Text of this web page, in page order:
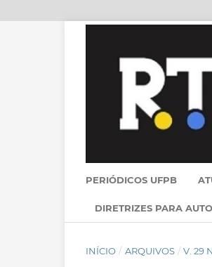
PERIÓDICOS UFPB
DIRETRIZES PARA
INÍCIO / ARQUIVOS / V. 29